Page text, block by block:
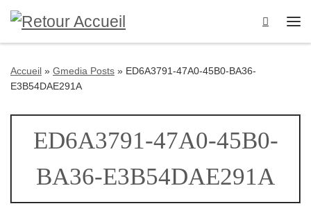
Passer au contenu
Search
Accueil » Gmedia Posts » ED6A3791-47A0-45B0-BA36-
E3B54DAE291A
ED6A3791-47A0-45B0-
BA36-E3B54DAE291A